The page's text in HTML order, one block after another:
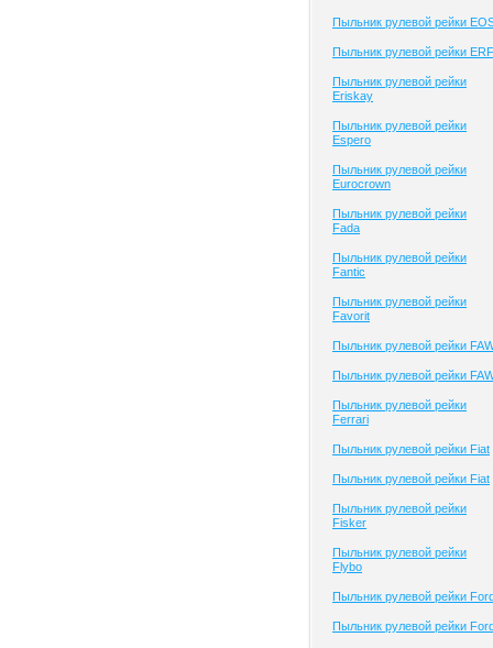
Пыльник рулевой рейки
Пыльник рулевой рейки ERF
Пыльник рулевой рейки
Eriskay
Пыльник рулевой рейки
Espero
Пыльник рулевой рейки
Eurocrown
Пыльник рулевой рейки
Fada
Пыльник рулевой рейки
Fantic
Пыльник рулевой рейки
Favorit
Пыльник рулевой рейки
Пыльник рулевой рейки
Пыльник рулевой рейки
Ferrari
Пыльник рулевой рейки Fiat
Пыльник рулевой рейки Fiat
Пыльник рулевой рейки
Fisker
Пыльник рулевой рейки
Flybo
Пыльник рулевой рейки
Пыльник рулевой рейки